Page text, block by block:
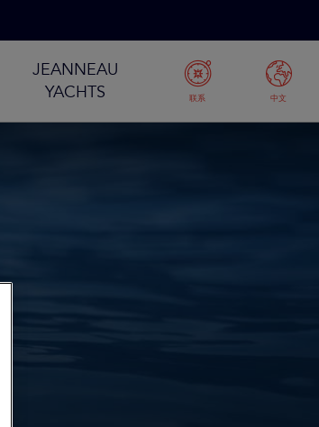
JEANNEAU
YACHTS
联系 中文